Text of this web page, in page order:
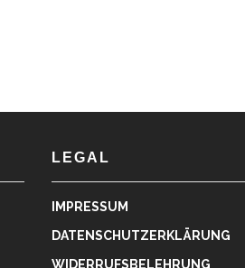
LEGAL
IMPRESSUM
DATENSCHUTZERKLÄRUNG
WIDERRUFSBELEHRUNG